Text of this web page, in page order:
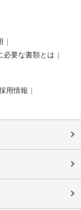
必要な書類とは
用情報